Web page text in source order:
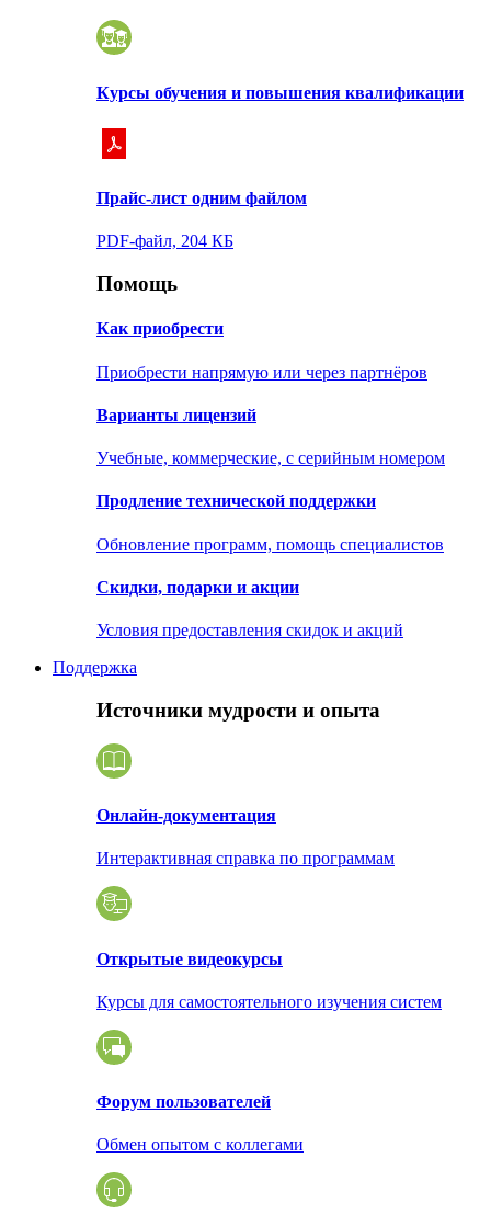
Курсы обучения и повышения квалификации
Прайс-лист одним файлом
PDF-файл, 204 КБ
Помощь
Как приобрести
Приобрести напрямую или через партнёров
Варианты лицензий
Учебные, коммерческие, с серийным номером
Продление технической поддержки
Обновление программ, помощь специалистов
Скидки, подарки и акции
Условия предоставления скидок и акций
Поддержка
Источники мудрости и опыта
Онлайн-документация
Интерактивная справка по программам
Открытые видеокурсы
Курсы для самостоятельного изучения систем
Форум пользователей
Обмен опытом с коллегами